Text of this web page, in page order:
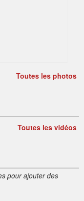
Toutes les photos
Toutes les vidéos
pour ajouter des